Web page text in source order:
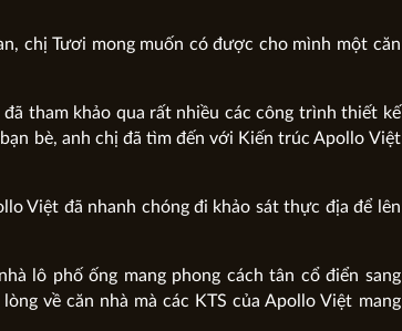
chị Tươi mong muốn có được cho mình một căn
tham khảo qua rất nhiều các công trình thiết kế
bè, anh chị đã tìm đến với Kiến trúc Apollo Việt
Việt đã nhanh chóng đi khảo sát thực địa để lên
lô phố ống mang phong cách tân cổ điển sang
về căn nhà mà các KTS của Apollo Việt mang